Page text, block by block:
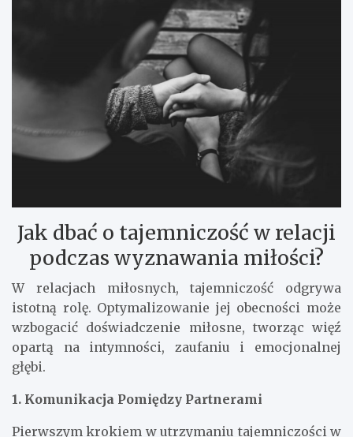
Jak dbać o tajemniczość w relacji
podczas wyznawania miłości?
W relacjach miłosnych, tajemniczość odgrywa
istotną rolę. Optymalizowanie jej obecności może
wzbogacić doświadczenie miłosne, tworząc więź
opartą na intymności, zaufaniu i emocjonalnej
głębi.
1. Komunikacja Pomiędzy Partnerami
Pierwszym krokiem w utrzymaniu tajemniczości w